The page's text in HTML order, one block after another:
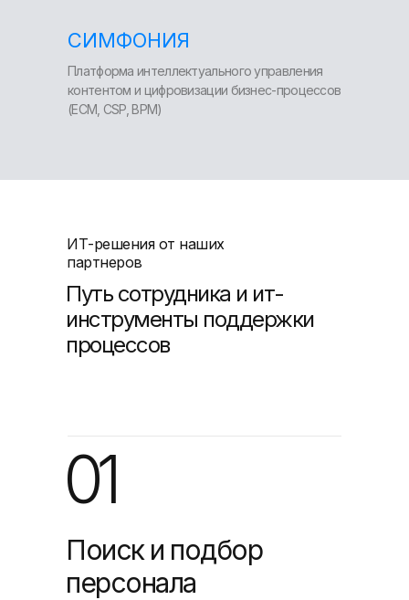
Платформа интеллектуального управления
контентом и цифровизации бизнес-процессов
(ЕСМ, CSP, BPM)
СИМФОНИЯ
Путь сотрудника и ит-
инструменты поддержки
процессов
ИТ-решения от наших
партнеров
Поиск и подбор
персонала
01